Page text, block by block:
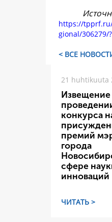
https://
gional/306279/
< ВСЕ
21 huhtikuuta
конкурса
премий
города
сфере
инноваций
ЧИТАТЬ >